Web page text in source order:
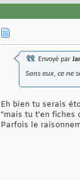
Envoyé par
Sans eux, ce ne
Eh bien tu serais
"mais tu t'en fiches
Parfois le